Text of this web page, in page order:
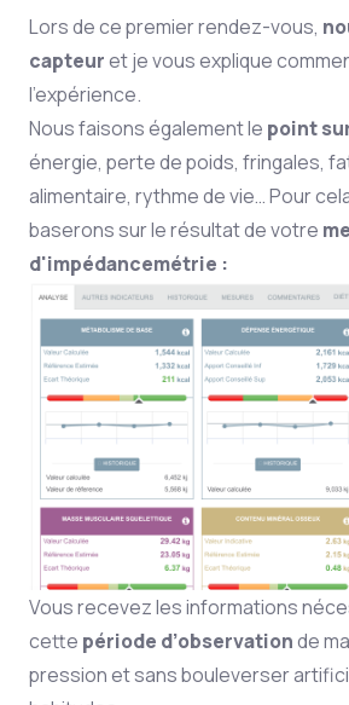
Lors de ce premier rendez-vous,
capteuret je vous explique
l’expérience.
Nous faisons également le point
énergie, perte de poids, fringales,
alimentaire, rythme de vie… Pour
baserons sur le résultat de votre
d'impédancemétrie :
Vous recevez les informations
cette période d’observationde
pression et sans bouleverser